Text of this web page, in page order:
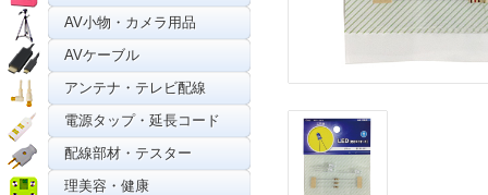
AV小物・カメラ用品
AVケーブル
アンテナ・テレビ配線
電源タップ・延長コード
配線部材・テスター
理美容・健康